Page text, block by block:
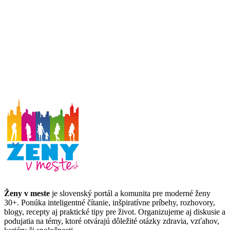
Ženy v meste je slovenský portál a komunita pre moderné ženy
30+. Ponúka inteligentné čítanie, inšpiratívne príbehy, rozhovory,
blogy, recepty aj praktické tipy pre život. Organizujeme aj diskusie a
podujatia na témy, ktoré otvárajú dôležité otázky zdravia, vzťahov,